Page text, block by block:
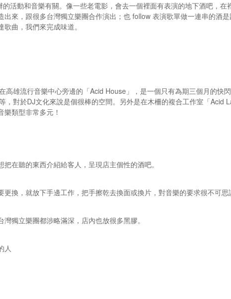
活動和音樂有關。像一些老電影，會去一個裡面有表演的地下酒吧，在
來，跟很多台灣獨立樂團合作演出；也 follow 表演歌單做一連串的酒
曲，我們來完成味道。
雄流行音樂中心旁邊的「Acid House」，是一個只有為期三個月的快
對於DJ文化來說是個很棒的空間。另外是在木柵的複合工作室「Acid
類型非常多元！
在聽的東西介紹給客人，呈現店主個性的酒吧。
換，就放下手邊工作，把手擦乾去換面或換片，對音樂的要求很不可思
獨立樂團都涉略滿深，店內也放很多黑膠。
人